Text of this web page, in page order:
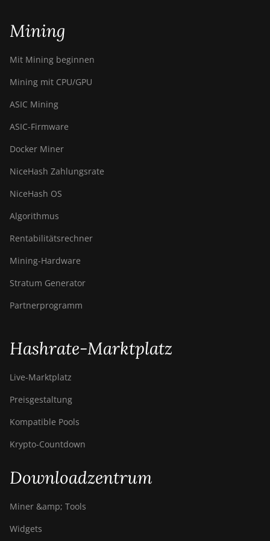
Bitdeer SealMiner A2 Hyd
Bitdeer SealMiner A2 Pro
Hyd
Bitdeer SealMiner A3 Air
Bitdeer SealMiner A3
Hydro
Bitdeer SealMiner A3 Pro
Hydro
Bitdeer SealMiner A4 Pro
Hydro
Ultra Hydro
Bitdeer SealMiner DL1
Hydro
Bitmain Antminer AL1
Canaan Avalon A15-194T
Canaan Avalon A1566I
Canaan Avalon A15XP-
Mining
Mit Mining beginnen
Mining mit CPU/GPU
ASIC Mining
ASIC-Firmware
Docker Miner
NiceHash Zahlungsrate
NiceHash OS
Algorithmus
Rentabilitätsrechner
Mining-Hardware
Stratum Generator
Partnerprogramm
Hashrate-Marktplatz
Live-Marktplatz
Preisgestaltung
Kompatible Pools
Krypto-Countdown
Downloadzentrum
Miner &amp; Tools
Widgets